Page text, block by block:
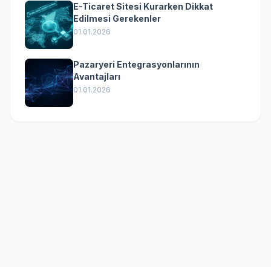
E-Ticaret Sitesi Kurarken Dikkat
Edilmesi Gerekenler
01.01.2026
Pazaryeri Entegrasyonlarının
Avantajları
01.01.2026